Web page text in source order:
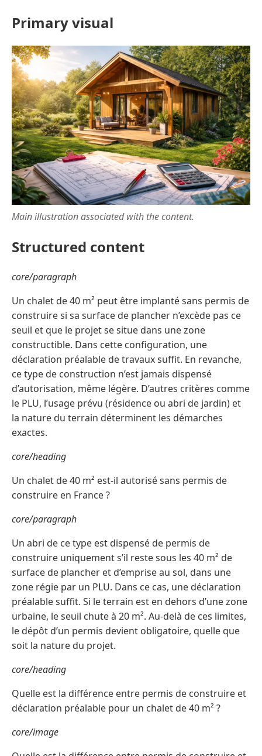
Primary visual
Main illustration associated with the content.
Structured content
core/paragraph
Un chalet de 40 m² peut être implanté sans permis de
construire si sa surface de plancher n’excède pas ce
seuil et que le projet se situe dans une zone
constructible. Dans cette configuration, une
déclaration préalable de travaux suffit. En revanche,
ce type de construction n’est jamais dispensé
d’autorisation, même légère. D’autres critères comme
le PLU, l’usage prévu (résidence ou abri de jardin) et
la nature du terrain déterminent les démarches
exactes.
core/heading
Un chalet de 40 m² est-il autorisé sans permis de
construire en France ?
core/paragraph
Un abri de ce type est dispensé de permis de
construire uniquement s’il reste sous les 40 m² de
surface de plancher et d’emprise au sol, dans une
zone régie par un PLU. Dans ce cas, une déclaration
préalable suffit. Si le terrain est en dehors d’une zone
urbaine, le seuil chute à 20 m². Au-delà de ces limites,
le dépôt d’un permis devient obligatoire, quelle que
soit la nature du projet.
core/heading
Quelle est la différence entre permis de construire et
déclaration préalable pour un chalet de 40 m² ?
core/image